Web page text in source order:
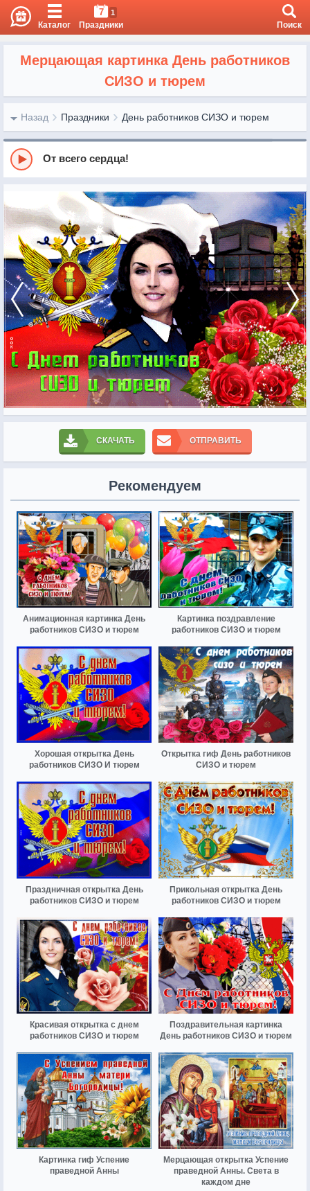
Каталог
7 1
Праздники Поиск
Мерцающая картинка День работников
СИЗО и тюрем
Назад Праздники День работников СИЗО и тюрем
От всего сердца!
СКАЧАТЬ ОТПРАВИТЬ
Рекомендуем
Анимационная картинка День
работников СИЗО и тюрем
Картинка поздравление
работников СИЗО и тюрем
Хорошая открытка День
работников СИЗО И тюрем
Открытка гиф День работников
СИЗО и тюрем
Праздничная открытка День
работников СИЗО и тюрем
Прикольная открытка День
работников СИЗО и тюрем
Красивая открытка с днем
работников СИЗО и тюрем
Поздравительная картинка
День работников СИЗО и тюрем
Картинка гиф Успение
праведной Анны
Мерцающая открытка Успение
праведной Анны. Света в
каждом дне